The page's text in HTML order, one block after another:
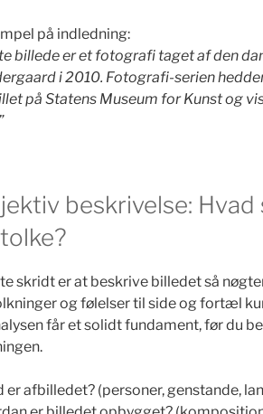
på indledning:
billede er et fotografi taget af den
i 2010. Fotografi-serien
på Statens Museum for Kunst og
beskrivelse: Hvad
skridt er at beskrive billedet så
og følelser til side og fortæl
får et solidt fundament, før du
er afbilledet? (personer, genstande,